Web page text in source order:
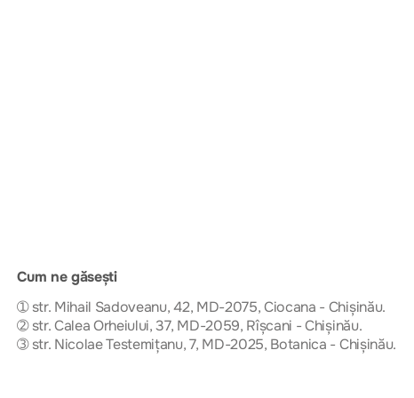
Cum ne găsești
➀ str. Mihail Sadoveanu, 42, MD-2075, Ciocana - Chișinău.
➁ str. Calea Orheiului, 37, MD-2059, Rîșcani - Chișinău.
➂ str. Nicolae Testemițanu, 7, MD-2025, Botanica - Chișinău.